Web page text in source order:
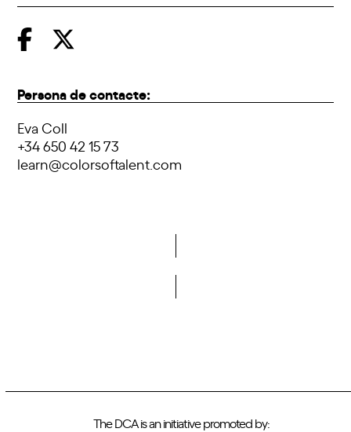
Persona de contacte:
Eva Coll
+34 650 42 15 73
learn@colorsoftalent.com
The DCA is an initiative promoted by: